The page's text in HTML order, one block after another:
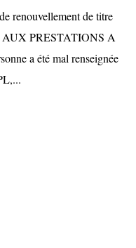
renouvellement de titre
AUX PRESTATIONS A
a été mal renseignée